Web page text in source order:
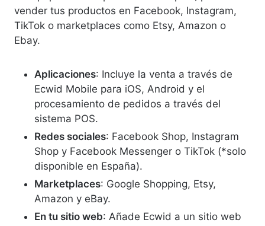
vender tus productos en Facebook, Instagram,
TikTok o marketplaces como Etsy, Amazon o
Ebay.
Aplicaciones: Incluye la venta a través de
Ecwid Mobile para iOS, Android y el
procesamiento de pedidos a través del
sistema POS.
Redes sociales: Facebook Shop, Instagram
Shop y Facebook Messenger o TikTok (*solo
disponible en España).
Marketplaces: Google Shopping, Etsy,
Amazon y eBay.
En tu sitio web: Añade Ecwid a un sitio web